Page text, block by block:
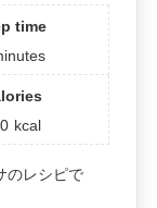
time
kcal
のレシピで